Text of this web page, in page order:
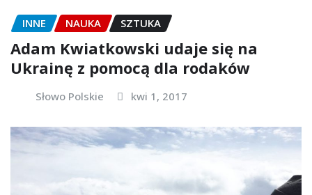
INNE NAUKA SZTUKA
Adam Kwiatkowski udaje się na
Ukrainę z pomocą dla rodaków
Słowo Polskie kwi 1, 2017